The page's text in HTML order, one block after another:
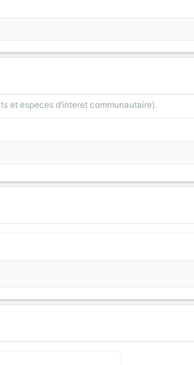
et especes d’interet communautaire).